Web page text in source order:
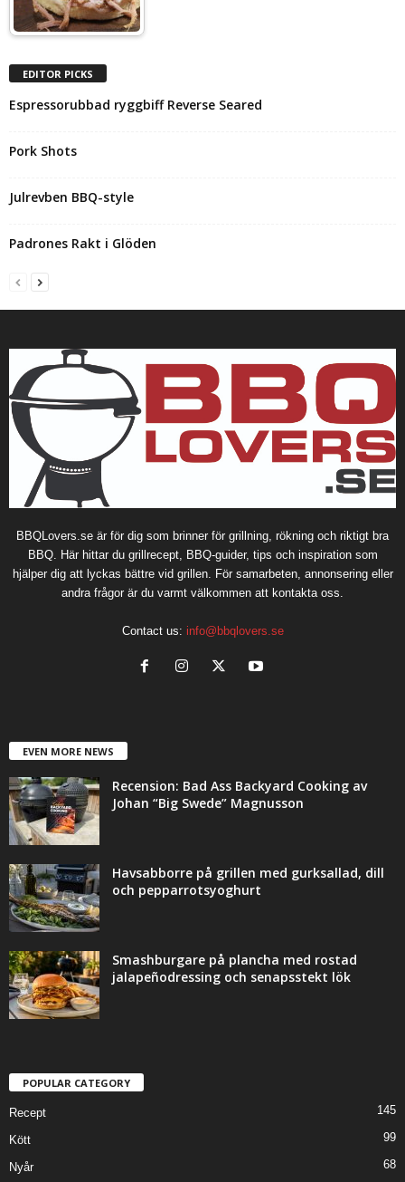
EDITOR PICKS
Espressorubbad ryggbiff Reverse Seared
Pork Shots
Julrevben BBQ-style
Padrones Rakt i Glöden
BBQLovers.se är för dig som brinner för grillning, rökning och riktigt bra
BBQ. Här hittar du grillrecept, BBQ-guider, tips och inspiration som
hjälper dig att lyckas bättre vid grillen. För samarbeten, annonsering eller
andra frågor är du varmt välkommen att kontakta oss.
Contact us: info@bbqlovers.se
EVEN MORE NEWS
Recension: Bad Ass Backyard Cooking av
Johan “Big Swede” Magnusson
Havsabborre på grillen med gurksallad, dill
och pepparrotsyoghurt
Smashburgare på plancha med rostad
jalapeñodressing och senapsstekt lök
POPULAR CATEGORY
Recept 145
Kött 99
Nyår 68